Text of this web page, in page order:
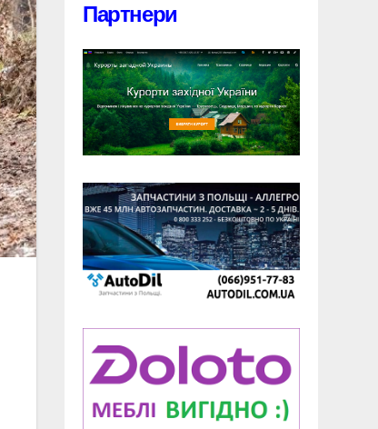
Партнери